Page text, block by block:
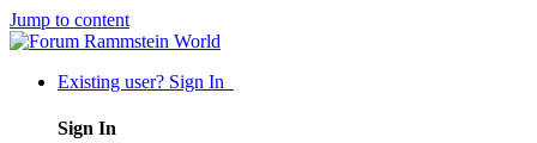
Jump to content
Existing user? Sign In
Sign In